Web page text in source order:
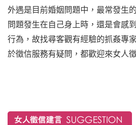
外遇是目前婚姻問題中，最常發生
問題發生在自己身上時，還是會感
行為，故找尋客觀有經驗的抓姦專
於徵信服務有疑問，都歡迎來女人